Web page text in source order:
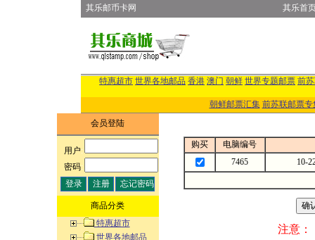
其乐邮币卡网 其乐首
特惠超市 世界各地邮品 香港 澳门 朝鲜 世界专题邮票 前
朝鲜邮票汇集 前苏联邮票专
会员登陆
用户:
密码:
商品分类
特惠超市
世界各地邮品
购买
电脑编号
7465
10-
注意：